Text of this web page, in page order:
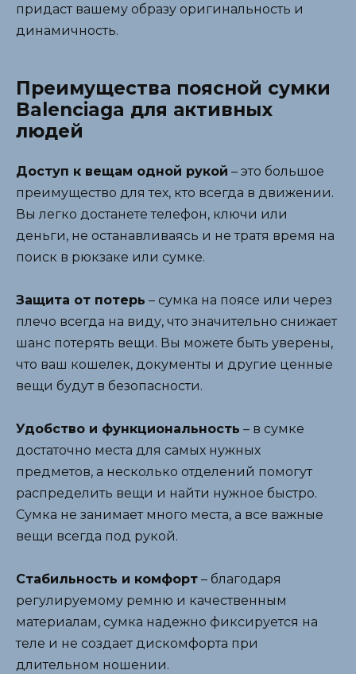
придаст вашему образу оригинальность и
динамичность.
Преимущества поясной сумки
Balenciaga для активных
людей
Доступ к вещам одной рукой – это большое
преимущество для тех, кто всегда в движении.
Вы легко достанете телефон, ключи или
деньги, не останавливаясь и не тратя время на
поиск в рюкзаке или сумке.
Защита от потерь – сумка на поясе или через
плечо всегда на виду, что значительно снижает
шанс потерять вещи. Вы можете быть уверены,
что ваш кошелек, документы и другие ценные
вещи будут в безопасности.
Удобство и функциональность – в сумке
достаточно места для самых нужных
предметов, а несколько отделений помогут
распределить вещи и найти нужное быстро.
Сумка не занимает много места, а все важные
вещи всегда под рукой.
Стабильность и комфорт – благодаря
регулируемому ремню и качественным
материалам, сумка надежно фиксируется на
теле и не создает дискомфорта при
длительном ношении.